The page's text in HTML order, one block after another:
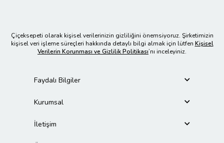
Çiçeksepeti olarak kişisel verilerinizin gizliliğini önemsiyoruz. Şirketimizin
kişisel veri işleme süreçleri hakkında detaylı bilgi almak için lütfen Kişisel
Verilerin Korunması ve Gizlilik Politikası’nı inceleyiniz.
Faydalı Bilgiler
Kurumsal
İletişim